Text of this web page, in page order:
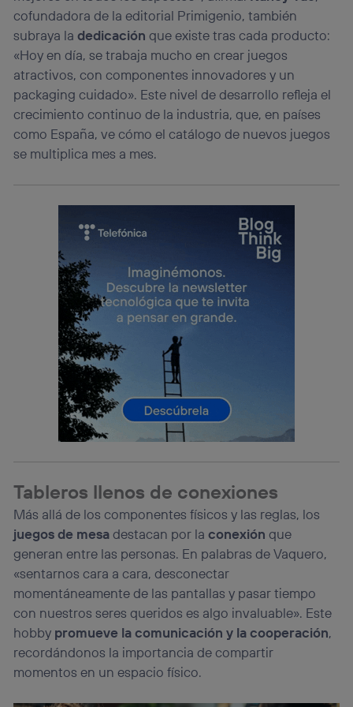
cofundadora de la editorial Primigenio, también
subraya ladedicaciónque existe tras cada producto:
«Hoy en día, se trabaja mucho en crear juegos
atractivos, con componentes innovadores y un
packaging cuidado». Este nivel de desarrollo refleja el
crecimiento continuo de la industria, que, en países
como España, ve cómo el catálogo de nuevos juegos
se multiplica mes a mes.
Tableros llenos de conexiones
Más allá de los componentes físicos y las reglas, los
juegos de mesadestacan por laconexiónque
generan entre las personas. En palabras de Vaquero,
«sentarnos cara a cara, desconectar
momentáneamente de las pantallas y pasar tiempo
con nuestros seres queridos es algo invaluable». Este
hobby promueve la comunicación y la cooperación,
recordándonos la importancia de compartir
momentos en un espacio físico.
Este identificador se asigna a la conexión de internet, por
lo que cualquier persona que conecte su dispositivo y
consienta el uso de la tecnología recibirá el mismo
identificador. Típicamente:
Si utilizas unaconexión de banda ancha(p. ej., Wi-Fi),
el marketing o análisis se realizará en función de las
actividades de navegación de los miembros del hogar
que hayan dado su consentimiento.
Si utilizas
personalizado, ya que se basará únicamente en la
visitando el portal de privacidad de Utiq
(“consenthub”)
. Para más información, consulta
política de privacidad de Utiq